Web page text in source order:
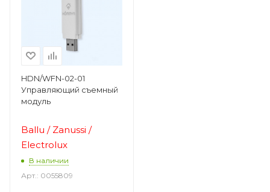
HDN/WFN-02-01
Управляющий съемный
модуль
Ballu / Zanussi /
Electrolux
В наличии
Арт.: 0055809